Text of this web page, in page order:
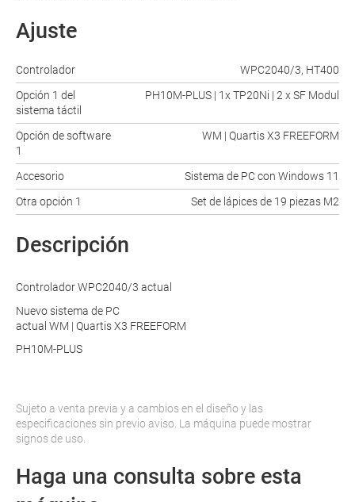
Ajuste
Controlador
WPC2040/3, HT400
Opción 1 del
sistema táctil
PH10M-PLUS | 1x TP20Ni | 2 x SF Modul
Opción de software
1
WM | Quartis X3 FREEFORM
Accesorio
Sistema de PC con Windows 11
Otra opción 1
Set de lápices de 19 piezas M2
Descripción
Controlador WPC2040/3 actual
Nuevo sistema de PC
actual WM | Quartis X3 FREEFORM
PH10M-PLUS
Sujeto a venta previa y a cambios en el diseño y las
especificaciones sin previo aviso. La máquina puede mostrar
signos de uso.
Haga una consulta sobre esta